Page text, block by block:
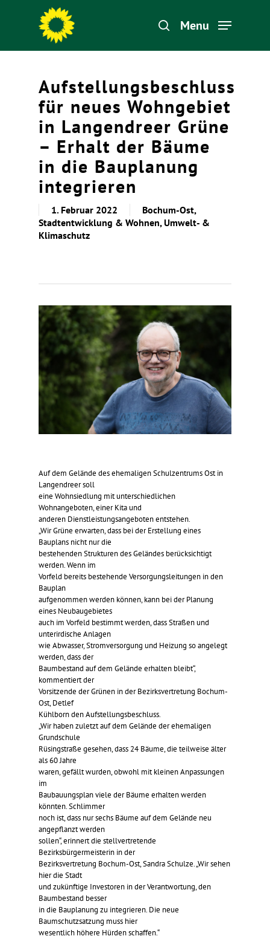
Menu
Aufstellungsbeschluss
für neues Wohngebiet
in Langendreer Grüne
– Erhalt der Bäume
in die Bauplanung
integrieren
1. Februar 2022 Bochum-Ost,
Stadtentwicklung & Wohnen,Umwelt- &
Klimaschutz
Auf dem Gelände des ehemaligen Schulzentrums Ost in
Langendreer soll
eine Wohnsiedlung mit unterschiedlichen
Wohnangeboten, einer Kita und
anderen Dienstleistungsangeboten entstehen.
„Wir Grüne erwarten, dass bei der Erstellung eines
Bauplans nicht nur die
bestehenden Strukturen des Geländes berücksichtigt
werden. Wenn im
Vorfeld bereits bestehende Versorgungsleitungen in den
Bauplan
aufgenommen werden können, kann bei der Planung
eines Neubaugebietes
auch im Vorfeld bestimmt werden, dass Straßen und
unterirdische Anlagen
wie Abwasser, Stromversorgung und Heizung so angelegt
werden, dass der
Baumbestand auf dem Gelände erhalten bleibt“,
kommentiert der
Vorsitzende der Grünen in der Bezirksvertretung Bochum-
Ost, Detlef
Kühlborn den Aufstellungsbeschluss.
„Wir haben zuletzt auf dem Gelände der ehemaligen
Grundschule
Rüsingstraße gesehen, dass 24 Bäume, die teilweise älter
als 60 Jahre
waren, gefällt wurden, obwohl mit kleinen Anpassungen
im
Baubauungsplan viele der Bäume erhalten werden
könnten. Schlimmer
noch ist, dass nur sechs Bäume auf dem Gelände neu
angepflanzt werden
sollen“, erinnert die stellvertretende
Bezirksbürgermeisterin in der
Bezirksvertretung Bochum-Ost, Sandra Schulze. „Wir sehen
hier die Stadt
und zukünftige Investoren in der Verantwortung, den
Baumbestand besser
in die Bauplanung zu integrieren. Die neue
Baumschutzsatzung muss hier
wesentlich höhere Hürden schaffen.“